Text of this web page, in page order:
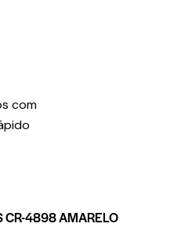
com
CR-4898 AMARELO